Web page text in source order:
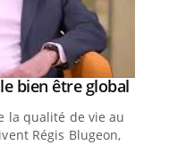
bien être global
la qualité de vie au
Régis Blugeon,